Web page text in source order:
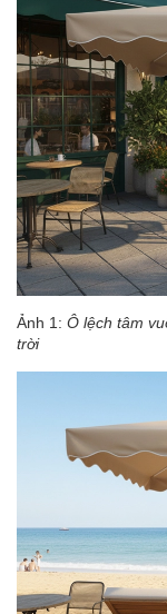
Ảnh 1: Ô lệch tâm
trời